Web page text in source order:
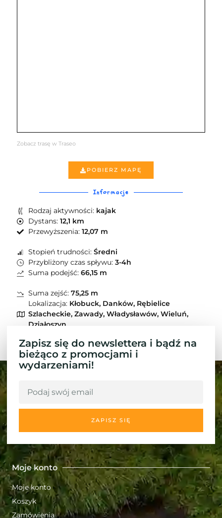
Zobacz trasę w Traseo
POBIERZ MAPĘ
Informacje
Rodzaj aktywności: kajak
Dystans: 12,1 km
Przewyższenia: 12,07 m
Stopień trudności: Średni
Przybliżony czas spływu: 3-4h
Suma podejść: 66,15 m
Suma zejść: 75,25 m
Lokalizacja: Kłobuck, Danków, Rębielice
Szlacheckie, Zawady, Władysławów, Wieluń,
Działoszyn
Zapisz się do newslettera i bądź na
bieżąco z promocjami i
wydarzeniami!
ZAPISZ SIĘ
Moje konto
Moje konto
Koszyk
Zamówienia